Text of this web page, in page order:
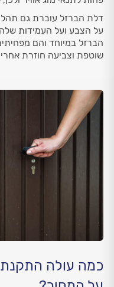
דלת הברזל עוברת גם
על הצבע ועל העמידות
הברזל במיוחד והם
שוטפת וצביעה חוזרת
כמה עולה